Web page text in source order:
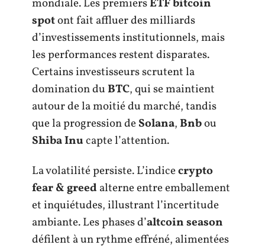
mondiale. Les premiersETF bitcoin
spotont fait affluer des milliards
d’investissements institutionnels, mais
les performances restent disparates.
Certains investisseurs scrutent la
domination duBTC, qui se maintient
autour de la moitié du marché, tandis
que la progression deSolana,Bnbou
Shiba Inucapte l’attention.
La volatilité persiste. L’indicecrypto
fear & greed alterne entre emballement
et inquiétudes, illustrant l’incertitude
ambiante. Les phases d’altcoin season
défilent à un rythme effréné, alimentées